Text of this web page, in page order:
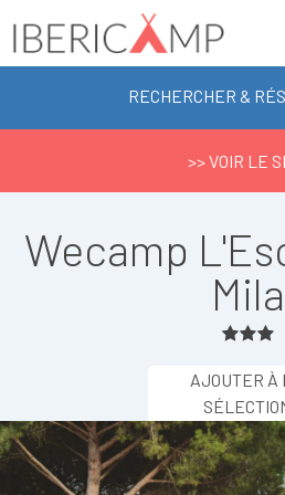
RECHERCHER &
>> VOIR LE
Wecamp
Mila
AJOUTER À